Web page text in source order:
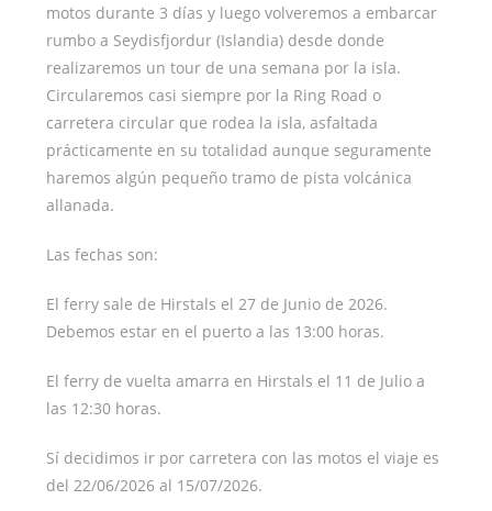
motos durante 3 días y luego volveremos a embarcar
rumbo a Seydisfjordur (Islandia) desde donde
realizaremos un tour de una semana por la isla.
Circularemos casi siempre por la Ring Road o
carretera circular que rodea la isla, asfaltada
prácticamente en su totalidad aunque seguramente
haremos algún pequeño tramo de pista volcánica
allanada.
Las fechas son:
El ferry sale de Hirstals el 27 de Junio de 2026.
Debemos estar en el puerto a las 13:00 horas.
El ferry de vuelta amarra en Hirstals el 11 de Julio a
las 12:30 horas.
Sí decidimos ir por carretera con las motos el viaje es
del 22/06/2026 al 15/07/2026.